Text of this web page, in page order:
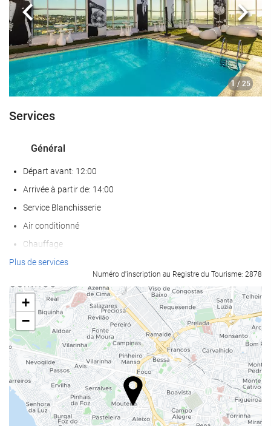
1 / 25
Précédent
Services
Général
Départ avant: 12:00
Arrivée à partir de: 14:00
Service Blanchisserie
Air conditionné
Chauffage
Ascenseur
Accès personnes à mobilité réduite
Chambres Non-fumeurs
établissement entièrement non-fumeurs
Zone fumeurs
Chambres insonorisées
Les animaux de compagnie ne sont pas acceptés
Piscine
Plus de services
Numéro d'inscription au Registre du Tourisme: 2878
+
−